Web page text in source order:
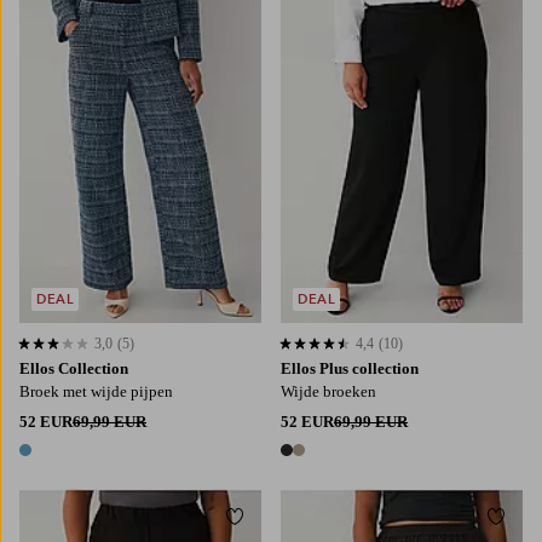
Ellos Collection
Broek met wijde pijpen
52 EUR69,99 EUR
1 kleur
3,0 op basis van 5 beoordelingen
3,0 (5)
DEAL
Ellos Plus collection
Wijde broeken
52 EUR69,99 EUR
2 kleuren
4,4 op basis van 10 beoordelingen
4,4 (10)
DEAL
3XL4XL
Toevoegen aan favorieten